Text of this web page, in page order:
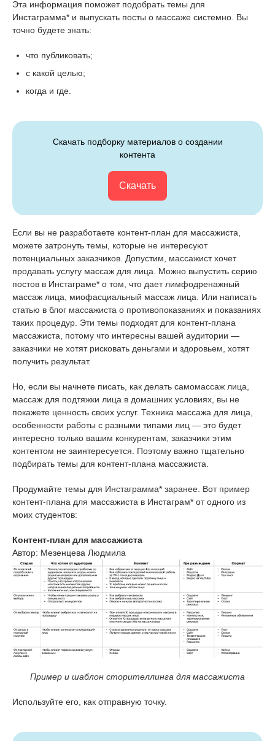
Эта информация поможет подобрать темы для
Инстаграмма* и выпускать посты о массаже системно. Вы
точно будете знать:
что публиковать;
с какой целью;
когда и где.
Скачать подборку материалов о создании
контента
Скачать
Если вы не разработаете контент-план для массажиста,
можете затронуть темы, которые не интересуют
потенциальных заказчиков. Допустим, массажист хочет
продавать услугу массаж для лица. Можно выпустить серию
постов в Инстаграме* о том, что дает лимфодренажный
массаж лица, миофасциальный массаж лица. Или написать
статью в блог массажиста о противопоказаниях и показаниях
таких процедур. Эти темы подходят для контент-плана
массажиста, потому что интересны вашей аудитории —
заказчики не хотят рисковать деньгами и здоровьем, хотят
получить результат.
Но, если вы начнете писать, как делать самомассаж лица,
массаж для подтяжки лица в домашних условиях, вы не
покажете ценность своих услуг. Техника массажа для лица,
особенности работы с разными типами лиц — это будет
интересно только вашим конкурентам, заказчики этим
контентом не заинтересуется. Поэтому важно тщательно
подбирать темы для контент-плана массажиста.
Продумайте темы для Инстаграмма* заранее. Вот пример
контент-плана для массажиста в Инстаграм* от одного из
моих студентов:
Контент-план для массажиста
Автор: Мезенцева Людмила
Пример и шаблон сторителлинга для массажиста
Используйте его, как отправную точку.